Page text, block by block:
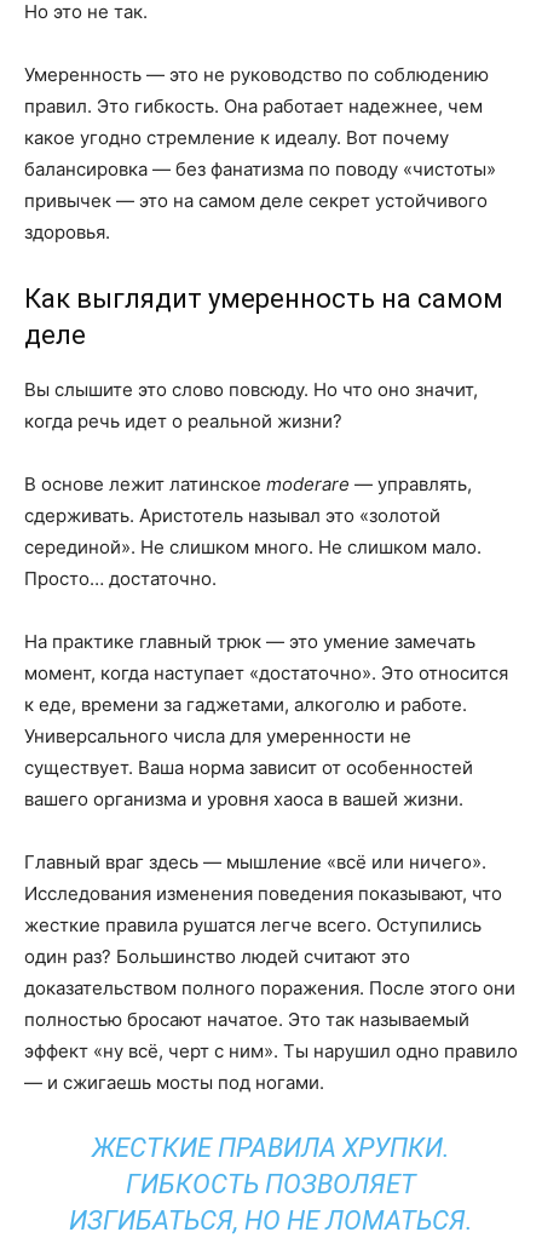
Но это не так.
Умеренность — это не руководство по соблюдению
правил. Это гибкость. Она работает надежнее, чем
какое угодно стремление к идеалу. Вот почему
балансировка — без фанатизма по поводу «чистоты»
привычек — это на самом деле секрет устойчивого
здоровья.
Как выглядит умеренность на самом
деле
Вы слышите это слово повсюду. Но что оно значит,
когда речь идет о реальной жизни?
В основе лежит латинское moderare — управлять,
сдерживать. Аристотель называл это «золотой
серединой». Не слишком много. Не слишком мало.
Просто… достаточно.
На практике главный трюк — это умение замечать
момент, когда наступает «достаточно». Это относится
к еде, времени за гаджетами, алкоголю и работе.
Универсального числа для умеренности не
существует. Ваша норма зависит от особенностей
вашего организма и уровня хаоса в вашей жизни.
Главный враг здесь — мышление «всё или ничего».
Исследования изменения поведения показывают, что
жесткие правила рушатся легче всего. Оступились
один раз? Большинство людей считают это
доказательством полного поражения. После этого они
полностью бросают начатое. Это так называемый
эффект «ну всё, черт с ним». Ты нарушил одно правило
— и сжигаешь мосты под ногами.
ЖЕСТКИЕ ПРАВИЛА ХРУПКИ.
ГИБКОСТЬ ПОЗВОЛЯЕТ
ИЗГИБАТЬСЯ, НО НЕ ЛОМАТЬСЯ.